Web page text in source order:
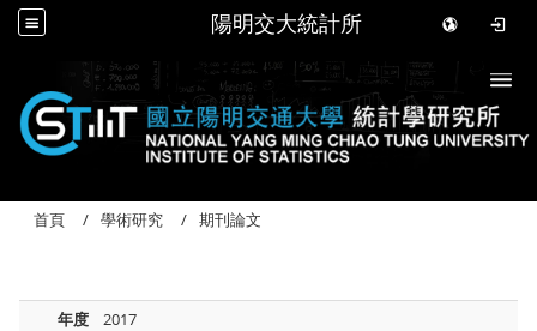
陽明交大統計所
首頁 學術研究 期刊論文
年度
2017